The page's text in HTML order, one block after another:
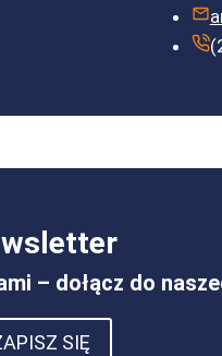
– dołącz do
SIĘ